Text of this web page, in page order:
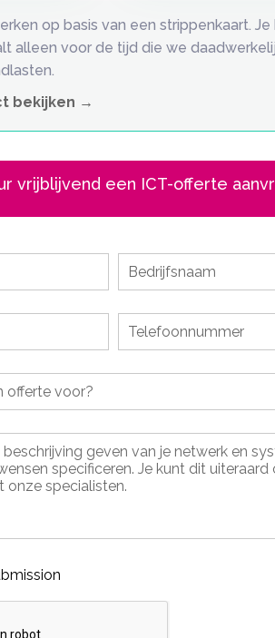
op basis van een strippenkaart.
alleen voor de tijd die we
bekijken →
vrijblijvend een ICT-offerte